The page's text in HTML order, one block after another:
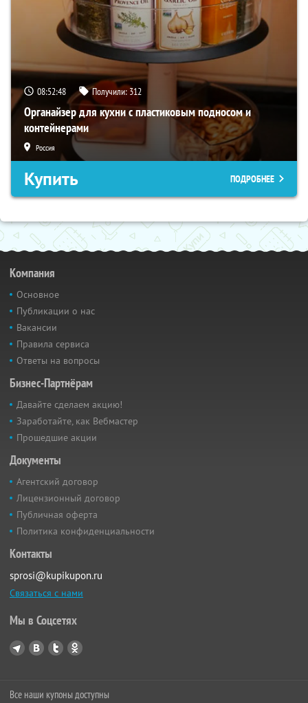
08:52:47 Получили: 312
Органайзер для кухни с пластиковым подносом и
контейнерами
Россия
Купить ПОДРОБНЕЕ
Компания
Основное
Публикации о нас
Вакансии
Правила сервиса
Ответы на вопросы
Бизнес-Партнёрам
Давайте сделаем акцию!
Заработайте, как Вебмастер
Прошедшие акции
Документы
Агентский договор
Лицензионный договор
Публичная оферта
Политика конфиденциальности
Контакты
sprosi@kupikupon.ru
Связаться с нами
Мы в Соцсетях
Все наши купоны доступны